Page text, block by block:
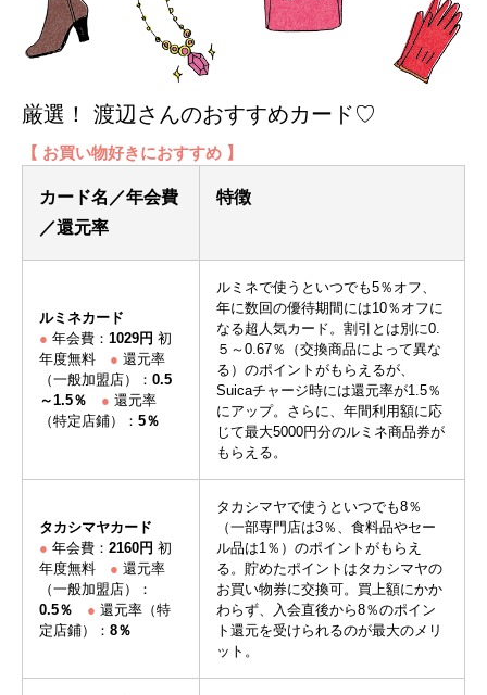
厳選！ 渡辺さんのおすすめカード♡
【 お買い物好きにおすすめ 】
カード名／年会費
／還元率
特徴
ルミネカード
● 年会費： 1029円 初
年度無料 ● 還元率
（一般加盟店）： 0.5
～1.5％
● 還元率
（特定店鋪）： 5％
ルミネで使うといつでも5％オフ、
年に数回の優待期間には10％オフに
なる超人気カード。割引とは別に0.
５～0.67％（交換商品によって異な
る）のポイントがもらえるが、
Suicaチャージ時には還元率が1.5％
にアップ。さらに、年間利用額に応
じて最大5000円分のルミネ商品券が
もらえる。
タカシマヤカード
● 年会費： 2160円 初
年度無料 ● 還元率
（一般加盟店）：
0.5％
● 還元率（特
定店鋪）： 8％
タカシマヤで使うといつでも8％
（一部専門店は3％、食料品やセー
ル品は1％）のポイントがもらえ
る。貯めたポイントはタカシマヤの
お買い物券に交換可。買上額にかか
わらず、入会直後から8％のポイン
ト還元を受けられるのが最大のメリ
ット。